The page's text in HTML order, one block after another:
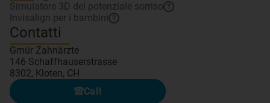
Simulatore 3D del potenziale sorriso ?
Invisalign per i bambini ?
Contatti
Gmür Zahnärzte
146 Schaffhauserstrasse
8302, Kloten, CH
Call